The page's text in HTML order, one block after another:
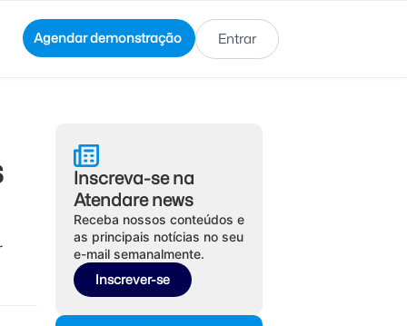
Agendar demonstração Entrar
Inscreva-se na
Atendare news
Receba nossos conteúdos e
as principais notícias no seu
e-mail semanalmente.
Inscrever-se